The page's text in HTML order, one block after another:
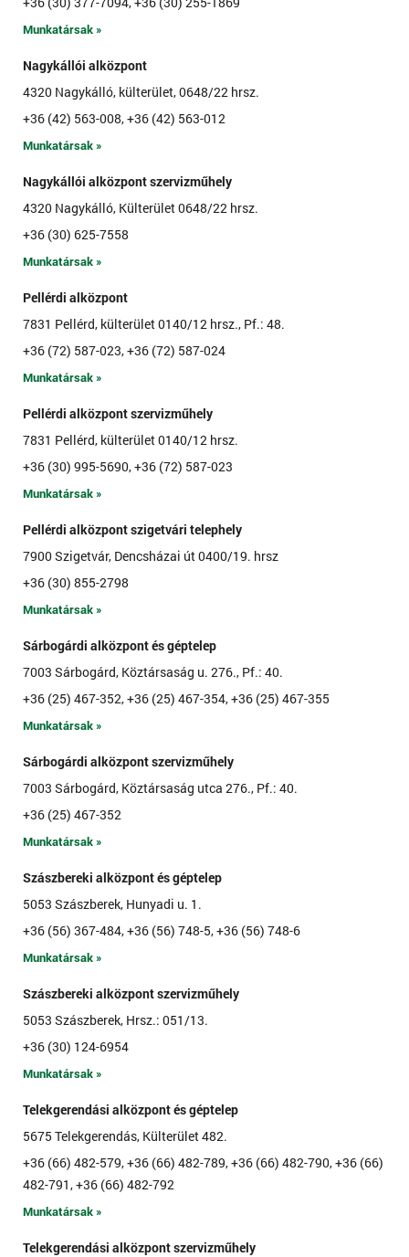
Munkatársak »
Nagykállói alközpont
4320 Nagykálló, külterület, 0648/22 hrsz.
+36 (42) 563-008, +36 (42) 563-012
Munkatársak »
Nagykállói alközpont szervizműhely
4320 Nagykálló, Külterület 0648/22 hrsz.
+36 (30) 625-7558
Munkatársak »
Pellérdi alközpont
7831 Pellérd, külterület 0140/12 hrsz., Pf.: 48.
+36 (72) 587-023, +36 (72) 587-024
Munkatársak »
Pellérdi alközpont szervizműhely
7831 Pellérd, külterület 0140/12 hrsz.
+36 (30) 995-5690, +36 (72) 587-023
Munkatársak »
Pellérdi alközpont szigetvári telephely
7900 Szigetvár, Dencsházai út 0400/19. hrsz
+36 (30) 855-2798
Munkatársak »
Sárbogárdi alközpont és géptelep
7003 Sárbogárd, Köztársaság u. 276., Pf.: 40.
+36 (25) 467-352, +36 (25) 467-354, +36 (25) 467-355
Munkatársak »
Sárbogárdi alközpont szervizműhely
7003 Sárbogárd, Köztársaság utca 276., Pf.: 40.
+36 (25) 467-352
Munkatársak »
Szászbereki alközpont és géptelep
5053 Szászberek, Hunyadi u. 1.
+36 (56) 367-484, +36 (56) 748-5, +36 (56) 748-6
Munkatársak »
Szászbereki alközpont szervizműhely
5053 Szászberek, Hrsz.: 051/13.
+36 (30) 124-6954
Munkatársak »
Telekgerendási alközpont és géptelep
5675 Telekgerendás, Külterület 482.
+36 (66) 482-579, +36 (66) 482-789, +36 (66) 482-790, +36 (66)
482-791, +36 (66) 482-792
Munkatársak »
Telekgerendási alközpont szervizműhely